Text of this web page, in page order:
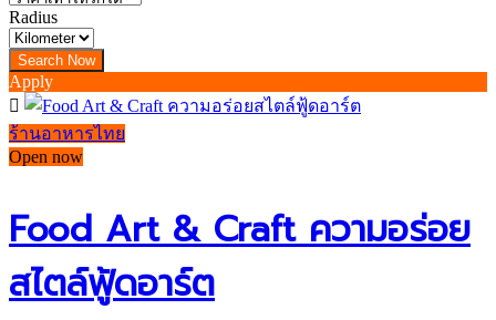
Radius
Apply
ร้านอาหารไทย
Open now
Food Art & Craft ความอร่อย
สไตล์ฟู้ดอาร์ต